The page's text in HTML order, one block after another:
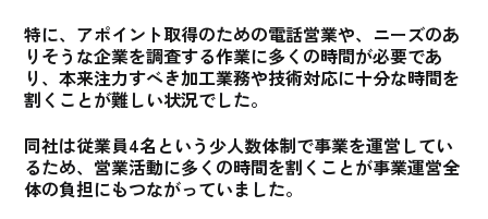
特に、 アポイント取得のための電話営業や、ニーズのあ
りそうな企業を調査する作業に多くの時間が必要であ
り、本来注力すべき加工業務や技術対応に十分な時間を
割くことが難しい状況でした。
同社は従業員4名という少人数体制で事業を運営してい
るため、営業活動に多くの時間を割くことが事業運営全
体の負担にもつながっていました。